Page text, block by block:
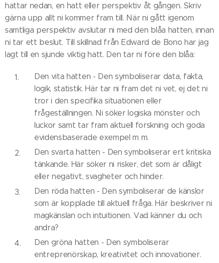
hattar nedan, en hatt eller perspektiv åt gången. Skriv
gärna upp allt ni kommer fram till. När ni gått igenom
samtliga perspektiv avslutar ni med den blåa hatten, innan
ni tar ett beslut. Till skillnad från Edward de Bono har jag
lagt till en sjunde viktig hatt. Den tar ni före den blåa:
Den vita hatten - Den symboliserar data, fakta,
logik, statistik. Här tar ni fram det ni vet, ej det ni
tror i den specifika situationen eller
frågeställningen. Ni söker logiska mönster och
luckor samt tar fram aktuell forskning och goda
evidensbaserade exempel m m.
Den svarta hatten - Den symboliserar ert kritiska
tänkande. Här söker ni risker, det som är dåligt
eller negativt, svagheter och hinder.
Den röda hatten - Den symboliserar de känslor
som är kopplade till aktuell fråga. Här beskriver ni
magkänslan och intuitionen. Vad känner du och
andra?
Den gröna hatten - Den symboliserar
entreprenörskap, kreativitet och innovationer.